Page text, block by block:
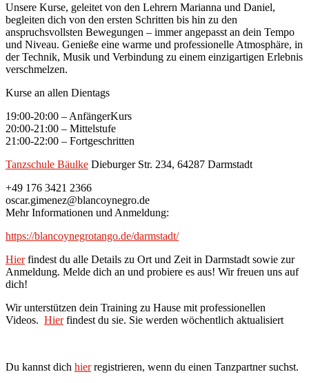
Unsere Kurse, geleitet von den Lehrern Marianna und Daniel,
begleiten dich von den ersten Schritten bis hin zu den
anspruchsvollsten Bewegungen – immer angepasst an dein Tempo
und Niveau. Genieße eine warme und professionelle Atmosphäre, in
der Technik, Musik und Verbindung zu einem einzigartigen Erlebnis
verschmelzen.
Kurse an allen Dientags
19:00-20:00 – AnfängerKurs
20:00-21:00 – Mittelstufe
21:00-22:00 – Fortgeschritten
Tanzschule Bäulke Dieburger Str. 234, 64287 Darmstadt
+49 176 3421 2366
oscar.gimenez@blancoynegro.de
Mehr Informationen und Anmeldung:
https://blancoynegrotango.de/darmstadt/
Hierfindest du alle Details zu Ort und Zeit in Darmstadt sowie zur
Anmeldung. Melde dich an und probiere es aus! Wir freuen uns auf
dich!
Wir unterstützen dein Training zu Hause mit professionellen
Videos. Hierfindest du sie. Sie werden wöchentlich aktualisiert
Du kannst dich hierregistrieren, wenn du einen Tanzpartner suchst.